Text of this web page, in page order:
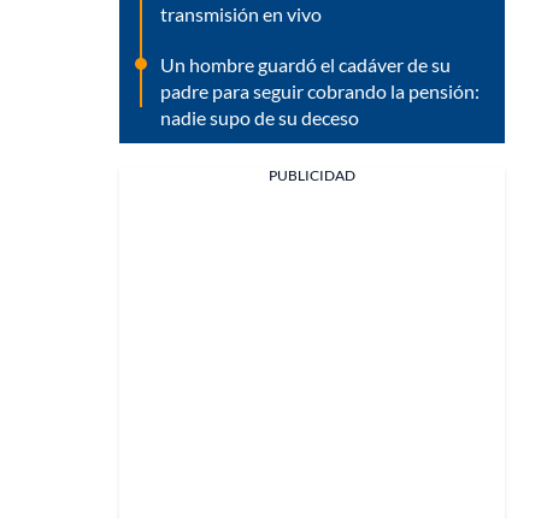
transmisión en vivo
Un hombre guardó el cadáver de su
padre para seguir cobrando la pensión:
nadie supo de su deceso
PUBLICIDAD